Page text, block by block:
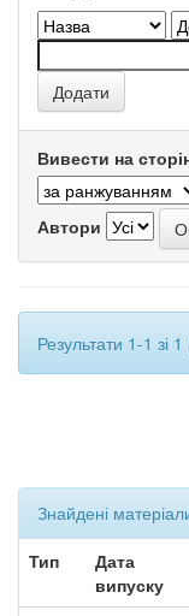
Вивести на
Автори
Результати 1-1 зі
Знайдені
Тип
Дата
випуску